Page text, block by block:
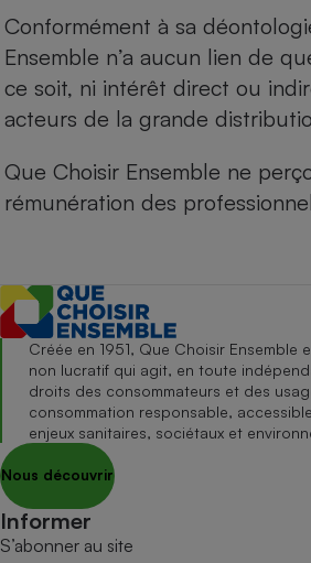
Conformément à sa
Ensemble n’a aucun lien de
ce soit, ni intérêt direct ou
acteurs de la grande
Que Choisir Ensemble ne
rémunération des
Créée en 1951, Que Choisir Ensemble
non lucratif qui agit, en toute
droits des consommateurs et des
consommation responsable,
enjeux sanitaires, sociétaux et
Nous découvrir
Informer
S’abonner au site